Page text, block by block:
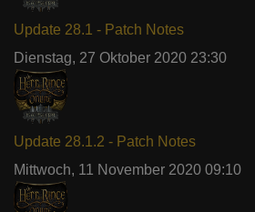
Update 28.1 - Patch Notes
Dienstag, 27 Oktober 2020 23:30
Update 28.1.2 - Patch Notes
Mittwoch, 11 November 2020 09:10